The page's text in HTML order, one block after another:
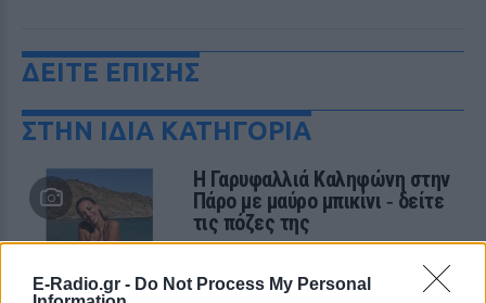
E-Radio.gr - Do Not Process My Personal
ΔΕΙΤΕ ΕΠΙΣΗΣ
ΣΤΗΝ ΙΔΙΑ ΚΑΤΗΓΟΡΙΑ
Η Γαρυφαλλιά Καληφώνη στην
Πάρο με μαύρο μπικίνι ‑ δείτε
τις πόζες της
ΠΡΙΝ 10 ΏΡΕΣ
Το μοντέλο μοιράστηκε φωτογραφίες
από τις καλοκαιρινές της διακοπές στο